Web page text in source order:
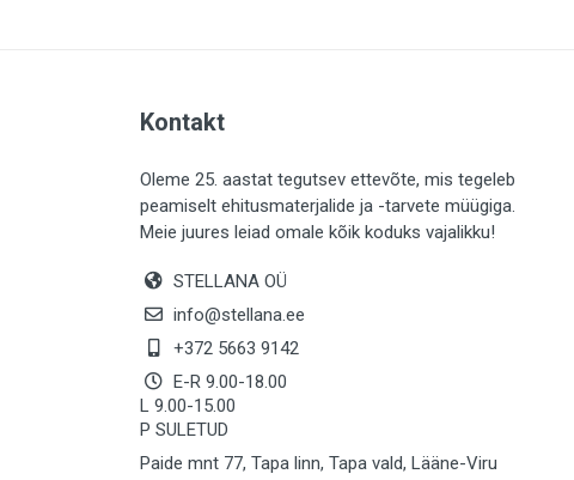
LIISTUD (183)
KIVID (31)
KATTED (132)
MAALRITARBED (1024)
SOOJUSTUS (15)
KEEMIA (220)
TÖÖRIIDED (117)
SAUN (8)
Kontakt
Oleme 25. aastat tegutsev ettevõte, mis tegeleb
peamiselt ehitusmaterjalide ja -tarvete müügiga.
Meie juures leiad omale kõik koduks vajalikku!
STELLANA OÜ
info@stellana.ee
+372 5663 9142
E-R 9.00-18.00
L 9.00-15.00
P SULETUD
Paide mnt 77, Tapa linn, Tapa vald, Lääne-Viru